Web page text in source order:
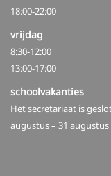
18:00-22:00
vrijdag
8:30-12:00
13:00-17:00
schoolvakanties
Het secretariaat is
augustus – 31